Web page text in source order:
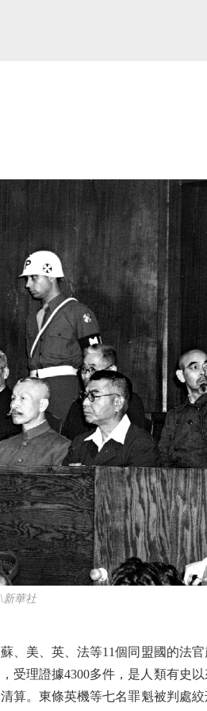
華社
美、英、法等11個同盟國的法官
受理證據4300多件，是人類有史
算。東條英機等七名罪魁被判處